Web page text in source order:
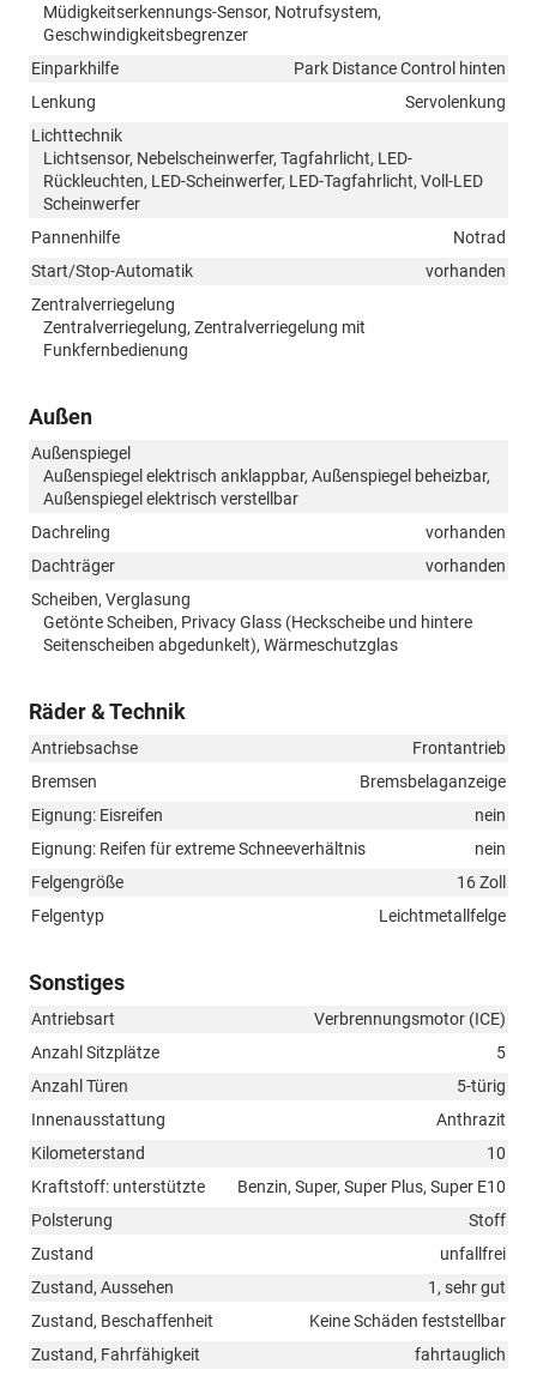
Müdigkeitserkennungs-Sensor, Notrufsystem,
Geschwindigkeitsbegrenzer
Einparkhilfe
Park Distance Control hinten
Lenkung
Servolenkung
Lichttechnik
Lichtsensor, Nebelscheinwerfer, Tagfahrlicht, LED-
Rückleuchten, LED-Scheinwerfer, LED-Tagfahrlicht, Voll-LED
Scheinwerfer
Pannenhilfe
Notrad
Start/Stop-Automatik
vorhanden
Zentralverriegelung
Zentralverriegelung, Zentralverriegelung mit
Funkfernbedienung
Außen
Außenspiegel
Außenspiegel elektrisch anklappbar, Außenspiegel beheizbar,
Außenspiegel elektrisch verstellbar
Dachreling
vorhanden
Dachträger
vorhanden
Scheiben, Verglasung
Getönte Scheiben, Privacy Glass (Heckscheibe und hintere
Seitenscheiben abgedunkelt), Wärmeschutzglas
Räder & Technik
Antriebsachse
Frontantrieb
Bremsen
Bremsbelaganzeige
Eignung: Eisreifen
nein
Eignung: Reifen für extreme Schneeverhältnis
nein
Felgengröße
16 Zoll
Felgentyp
Leichtmetallfelge
Sonstiges
Antriebsart
Verbrennungsmotor (ICE)
Anzahl Sitzplätze
5
Anzahl Türen
5-türig
Innenausstattung
Anthrazit
Kilometerstand
10
Kraftstoff: unterstützte
Benzin, Super, Super Plus, Super E10
Polsterung
Stoff
Zustand
unfallfrei
Zustand, Aussehen
1, sehr gut
Zustand, Beschaffenheit
Keine Schäden feststellbar
Zustand, Fahrfähigkeit
fahrtauglich